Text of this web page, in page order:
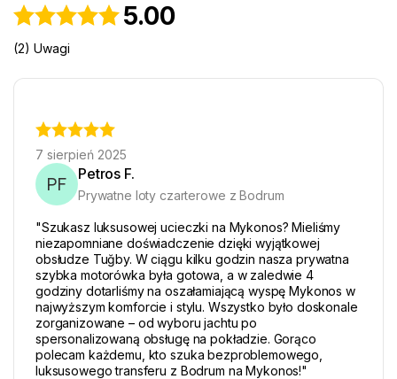
5.00
(2) Uwagi
7 sierpień 2025
PF
Petros F.
Prywatne loty czarterowe z Bodrum
"Szukasz luksusowej ucieczki na Mykonos? Mieliśmy
niezapomniane doświadczenie dzięki wyjątkowej
obsłudze Tuğby. W ciągu kilku godzin nasza prywatna
szybka motorówka była gotowa, a w zaledwie 4
godziny dotarliśmy na oszałamiającą wyspę Mykonos w
najwyższym komforcie i stylu. Wszystko było doskonale
zorganizowane – od wyboru jachtu po
spersonalizowaną obsługę na pokładzie. Gorąco
polecam każdemu, kto szuka bezproblemowego,
luksusowego transferu z Bodrum na Mykonos!"